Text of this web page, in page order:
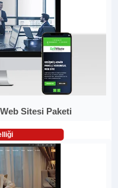
Sitesi Paketi